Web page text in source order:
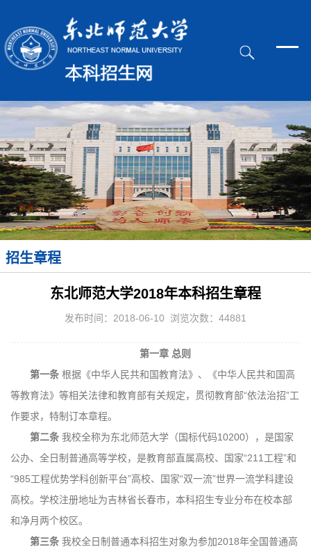
招生章程
东北师范大学2018年本科招生章程
发布时间：2018-06-10 浏览次数： 44881
第一章 总则
第一条 根据《中华人民共和国教育法》、《中华人民共和国高
等教育法》等相关法律和教育部有关规定，贯彻教育部“依法治招”工
作要求，特制订本章程。
第二条 我校全称为东北师范大学（国标代码10200），是国家
公办、全日制普通高等学校，是教育部直属高校、国家“211工程”和
“985工程优势学科创新平台”高校、国家“双一流”世界一流学科建设
高校。学校注册地址为吉林省长春市，本科招生专业分布在校本部
和净月两个校区。
第三条 我校全日制普通本科招生对象为参加2018年全国普通高